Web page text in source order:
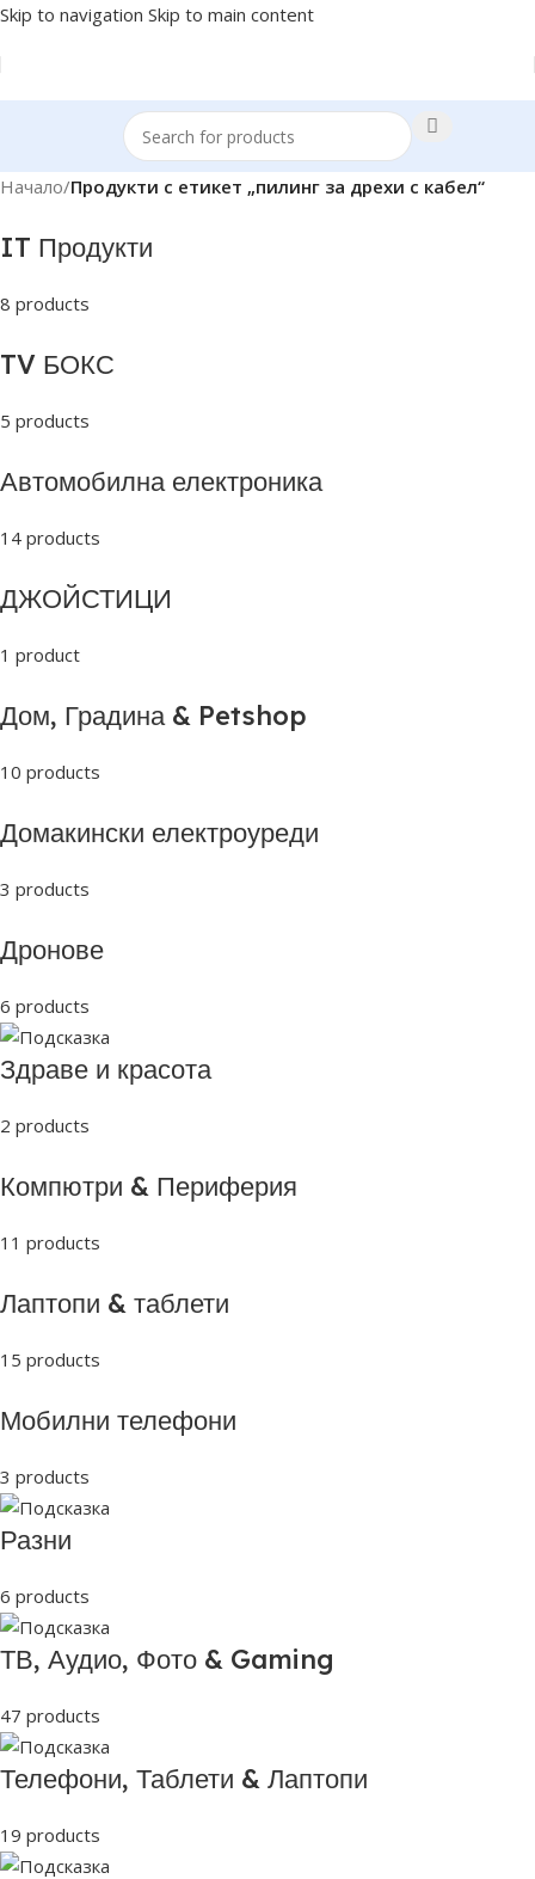
Skip to navigation Skip to main content
Начало/Продукти с етикет „пилинг за дрехи с кабел“
IT Продукти
8 products
TV БОКС
5 products
Автомобилна електроника
14 products
ДЖОЙСТИЦИ
1 product
Дом, Градина & Petshop
10 products
Домакински електроуреди
3 products
Дронове
6 products
Здраве и красота
2 products
Компютри & Периферия
11 products
Лаптопи & таблети
15 products
Мобилни телефони
3 products
Разни
6 products
ТВ, Аудио, Фото & Gaming
47 products
Телефони, Таблети & Лаптопи
19 products